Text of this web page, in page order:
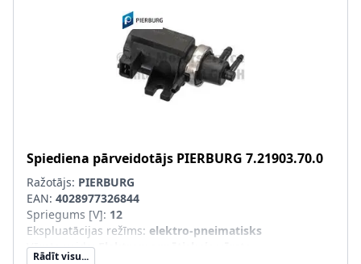
Spiediena pārveidotājs PIERBURG 7.21903.70.0
Ražotājs: PIERBURG
EAN: 4028977326844
Spriegums [V]: 12
Ekspluatācijas režīms: elektro-pneimatisks
Vārsta veids:
Rādīt visu...